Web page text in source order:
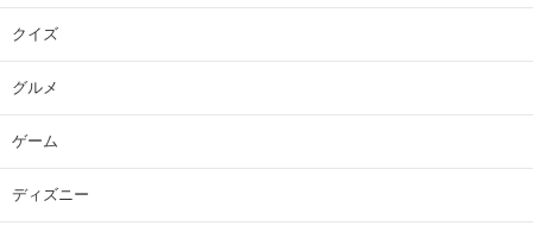
クイズ
グルメ
ゲーム
ディズニー